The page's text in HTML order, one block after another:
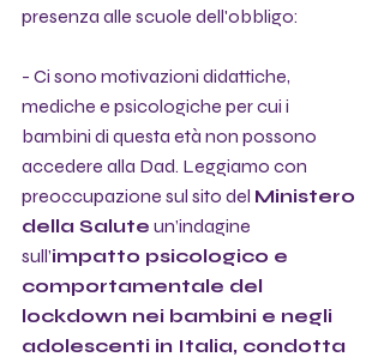
presenza alle scuole dell'obbligo:
- Ci sono motivazioni didattiche,
mediche e psicologiche per cui i
bambini di questa età non possono
accedere alla Dad. Leggiamo con
preoccupazione sul sito del Ministero
della Salute un’indagine
sull’impatto psicologico e
comportamentale del
lockdown nei bambini e negli
adolescenti in Italia, condotta